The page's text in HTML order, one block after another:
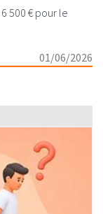
500 € pour le
01/06/2026